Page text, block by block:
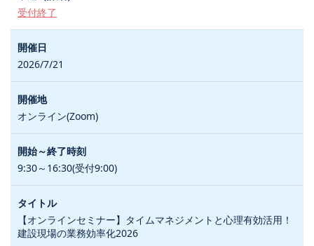
受付終了
2026/7/21
オンライン(Zoom)
9:30～16:30(受付9:00)
【オンラインセミナー】タイムマネジメントと心理有効活用！
建設現場の業務効率化2026